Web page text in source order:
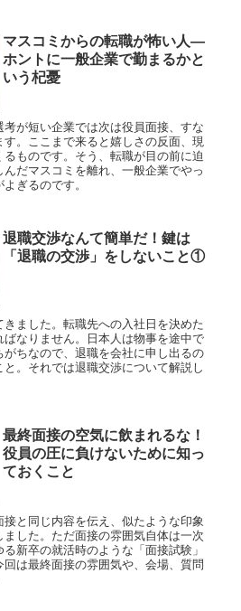
マスコミからの転職が怖い人—
ホントに一般企業で勤まるかと
いう杞憂
が短い企業では次は役員面接、すな
。ここまで来ると嬉しさの反面、現
ものです。そう、転職が目の前に迫
だマスコミを離れ、一般企業でやっ
ぎるのです。
退職交渉なんて簡単だ！鍵は
「退職の交渉」をしないこと①
ました。転職先への入社日を決めた
ばなりません。日本人は物事を途中で
ちなので、退職を会社に申し出るの
。それでは退職交渉について解説し
最終面接の空気に飲まれるな！
役員の圧に負けないために知っ
ておくこと
と同じ内容を伝え、似たような印象
した。ただ面接の雰囲気自体は一次
新卒の就活時のような「面接試験」
は最終面接の雰囲気や、会場、質問